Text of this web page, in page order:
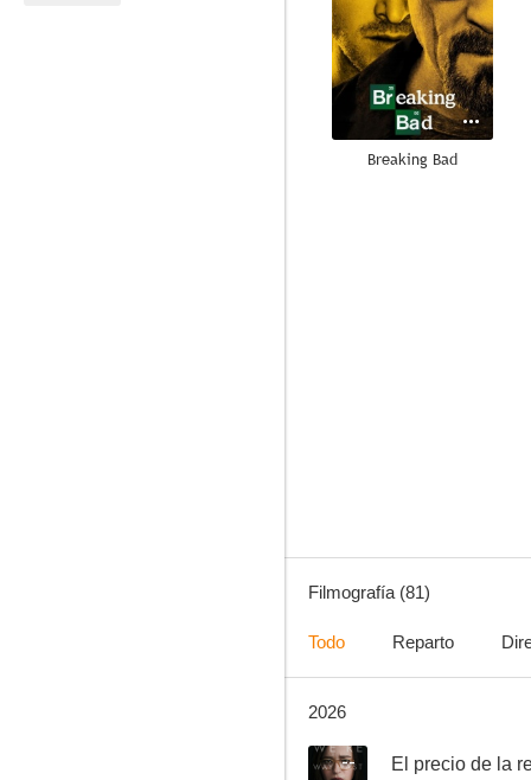
Breaking Bad
7.1
Filmografía (81)
Todo Reparto
2026
-- El precio de la